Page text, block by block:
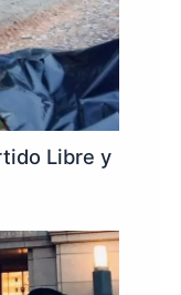
Libre y